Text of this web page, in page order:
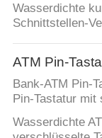
Wasserdichte
Schnittstellen-
ATM Pin-
Bank-ATM Pin-
Pin-Tastatur mit
Wasserdichte